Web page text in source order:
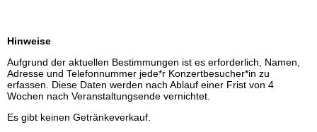
Hinweise
Aufgrund der aktuellen Bestimmungen ist es erforderlich, Namen,
Adresse und Telefonnummer jede*r Konzertbesucher*in zu
erfassen. Diese Daten werden nach Ablauf einer Frist von 4
Wochen nach Veranstaltungsende vernichtet.
Es gibt keinen Getränkeverkauf.